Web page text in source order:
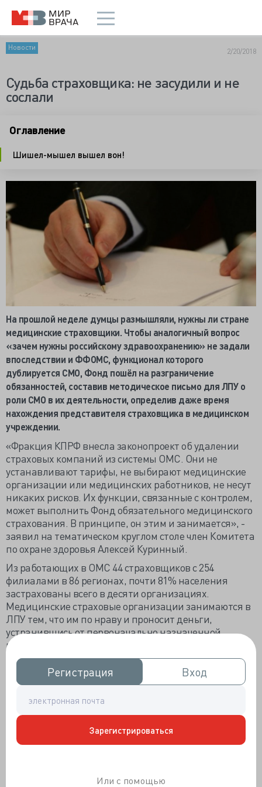
Регистрация
Регистрация Вход
Вход
Зарегистрироваться
Или с помощью
Новости 2/20/2018
Судьба страховщика: не засудили и не
сослали
Оглавление
Шишел-мышел вышел вон!
На прошлой неделе думцы размышляли, нужны ли стране
медицинские страховщики. Чтобы аналогичный вопрос
«зачем нужны российскому здравоохранению» не задали
впоследствии и ФФОМС, функционал которого
дублируется СМО, Фонд пошёл на разграничение
обязанностей, составив методическое письмо для ЛПУ о
роли СМО в их деятельности, определив даже время
нахождения представителя страховщика в медицинском
учреждении.
«Фракция КПРФ внесла законопроект об удалении
страховых компаний из системы ОМС. Они не
устанавливают тарифы, не выбирают медицинские
организации или медицинских работников, не несут
никаких рисков. Их функции, связанные с контролем,
может выполнить Фонд обязательного медицинского
страхования. В принципе, он этим и занимается», -
заявил на тематическом круглом столе член Комитета
по охране здоровья Алексей Куринный.
Из работающих в ОМС 44 страховщиков с 254
филиалами в 86 регионах, почти 81% населения
застрахованы всего в десяти организациях.
Медицинские страховые организации занимаются в
ЛПУ тем, что им по нраву и проносит деньги,
устранившись от первоначально назначенной
помощи пациенту в защите интересов в сторону
постфактум-ревизии медицинских услуг с целью
максимального возврата выплаченного за работу в
виде штрафов.
Директор Института экономики здравоохранения
ВШЭ Лариса Попович предложила забрать от
страховщиков экспертизу качества медпомощи,
передав её Росздравнадзору: «Мы очень активно
может способствовать качеству. И если передать всех